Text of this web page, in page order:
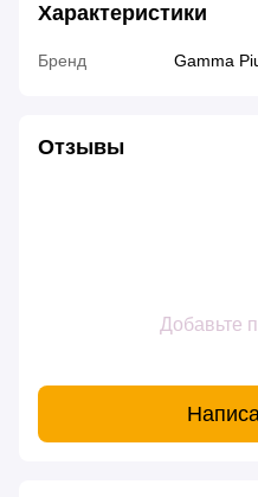
Характеристики
Бренд Gamma
Отзывы
Добавьте